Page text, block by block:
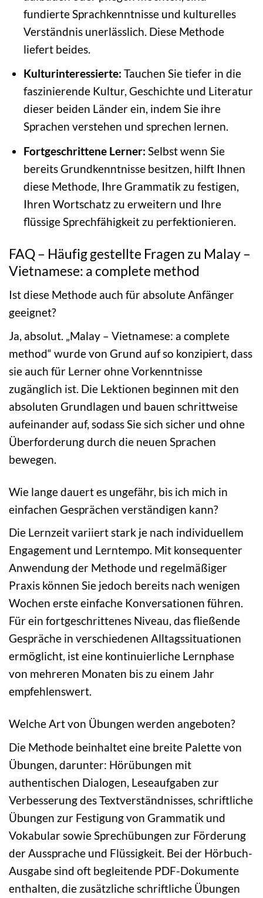
fundierte Sprachkenntnisse und kulturelles
Verständnis unerlässlich. Diese Methode
liefert beides.
Kulturinteressierte: Tauchen Sie tiefer in die
faszinierende Kultur, Geschichte und Literatur
dieser beiden Länder ein, indem Sie ihre
Sprachen verstehen und sprechen lernen.
Fortgeschrittene Lerner: Selbst wenn Sie
bereits Grundkenntnisse besitzen, hilft Ihnen
diese Methode, Ihre Grammatik zu festigen,
Ihren Wortschatz zu erweitern und Ihre
flüssige Sprechfähigkeit zu perfektionieren.
FAQ – Häufig gestellte Fragen zu Malay –
Vietnamese: a complete method
Ist diese Methode auch für absolute Anfänger
geeignet?
Ja, absolut. „Malay – Vietnamese: a complete
method“ wurde von Grund auf so konzipiert, dass
sie auch für Lerner ohne Vorkenntnisse
zugänglich ist. Die Lektionen beginnen mit den
absoluten Grundlagen und bauen schrittweise
aufeinander auf, sodass Sie sich sicher und ohne
Überforderung durch die neuen Sprachen
bewegen.
Wie lange dauert es ungefähr, bis ich mich in
einfachen Gesprächen verständigen kann?
Die Lernzeit variiert stark je nach individuellem
Engagement und Lerntempo. Mit konsequenter
Anwendung der Methode und regelmäßiger
Praxis können Sie jedoch bereits nach wenigen
Wochen erste einfache Konversationen führen.
Für ein fortgeschrittenes Niveau, das fließende
Gespräche in verschiedenen Alltagssituationen
ermöglicht, ist eine kontinuierliche Lernphase
von mehreren Monaten bis zu einem Jahr
empfehlenswert.
Welche Art von Übungen werden angeboten?
Die Methode beinhaltet eine breite Palette von
Übungen, darunter: Hörübungen mit
authentischen Dialogen, Leseaufgaben zur
Verbesserung des Textverständnisses, schriftliche
Übungen zur Festigung von Grammatik und
Vokabular sowie Sprechübungen zur Förderung
der Aussprache und Flüssigkeit. Bei der Hörbuch-
Ausgabe sind oft begleitende PDF-Dokumente
enthalten, die zusätzliche schriftliche Übungen